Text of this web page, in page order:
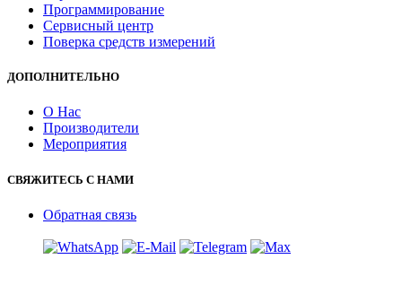
Программирование
Сервисный центр
Поверка средств измерений
ДОПОЛНИТЕЛЬНО
О Нас
Производители
Мероприятия
СВЯЖИТЕСЬ С НАМИ
Обратная связь